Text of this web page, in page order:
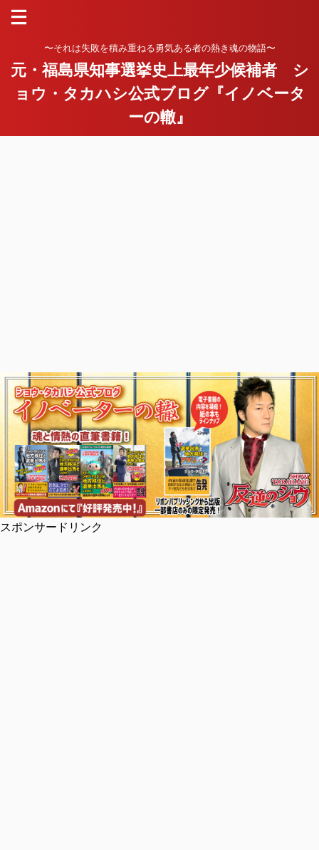
〜それは失敗を積み重ねる勇気ある者の熱き魂の物語〜
元・福島県知事選挙史上最年少候補者 シ
ョウ・タカハシ公式ブログ『イノベータ
ーの轍』
スポンサードリンク